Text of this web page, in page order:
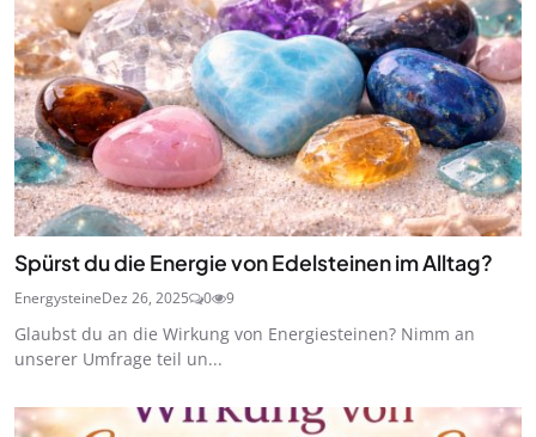
Spürst du die Energie von Edelsteinen im Alltag?
EnergysteineDez 26, 2025 0 9
Glaubst du an die Wirkung von Energiesteinen? Nimm an
unserer Umfrage teil un...